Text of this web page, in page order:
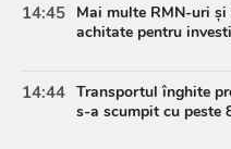
14:45 Mai multe RMN-uri
achitate pentru
14:44 Transportul înghite
s-a scumpit cu peste